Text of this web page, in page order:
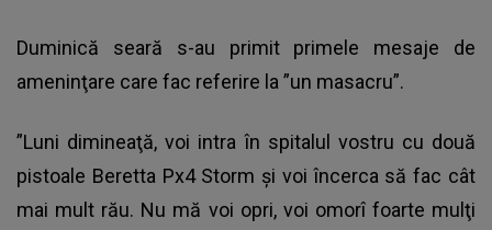
Duminică seară s-au primit primele mesaje de
ameninţare care fac referire la ”un masacru”.
”Luni dimineaţă, voi intra în spitalul vostru cu două
pistoale Beretta Px4 Storm şi voi încerca să fac cât
mai mult rău. Nu mă voi opri, voi omorî foarte mulţi